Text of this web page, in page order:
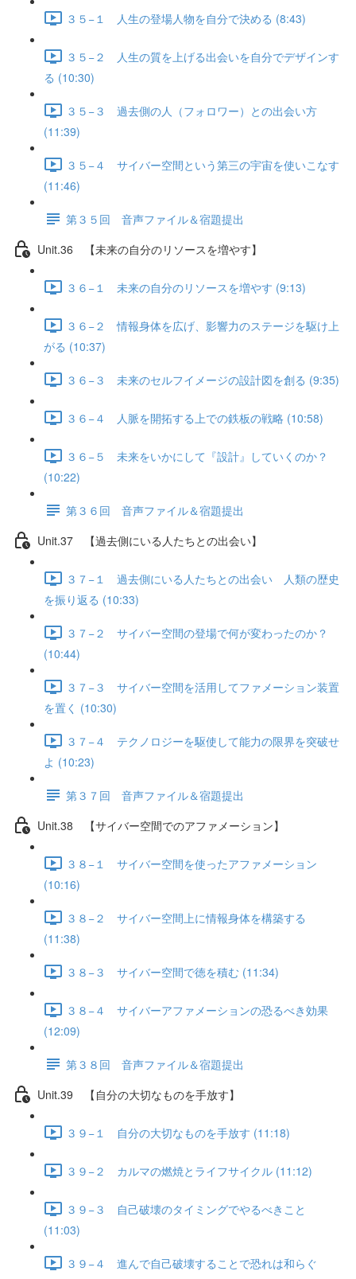
３５−１ 人生の登場人物を自分で決める (8:43)
３５−２ 人生の質を上げる出会いを自分でデザインす
る (10:30)
３５−３ 過去側の人（フォロワー）との出会い方
(11:39)
３５−４ サイバー空間という第三の宇宙を使いこなす
(11:46)
第３５回 音声ファイル＆宿題提出
Unit.36 【未来の自分のリソースを増やす】
３６−１ 未来の自分のリソースを増やす (9:13)
３６−２ 情報身体を広げ、影響力のステージを駆け上
がる (10:37)
３６−３ 未来のセルフイメージの設計図を創る (9:35)
３６−４ 人脈を開拓する上での鉄板の戦略 (10:58)
３６−５ 未来をいかにして『設計』していくのか？
(10:22)
第３６回 音声ファイル＆宿題提出
Unit.37 【過去側にいる人たちとの出会い】
３７−１ 過去側にいる人たちとの出会い 人類の歴史
を振り返る (10:33)
３７−２ サイバー空間の登場で何が変わったのか？
(10:44)
３７−３ サイバー空間を活用してファメーション装置
を置く (10:30)
３７−４ テクノロジーを駆使して能力の限界を突破せ
よ (10:23)
第３７回 音声ファイル＆宿題提出
Unit.38 【サイバー空間でのアファメーション】
３８−１ サイバー空間を使ったアファメーション
(10:16)
３８−２ サイバー空間上に情報身体を構築する
(11:38)
３８−３ サイバー空間で徳を積む (11:34)
３８−４ サイバーアファメーションの恐るべき効果
(12:09)
第３８回 音声ファイル＆宿題提出
Unit.39 【自分の大切なものを手放す】
３９−１ 自分の大切なものを手放す (11:18)
３９−２ カルマの燃焼とライフサイクル (11:12)
３９−３ 自己破壊のタイミングでやるべきこと
(11:03)
３９−４ 進んで自己破壊することで恐れは和らぐ